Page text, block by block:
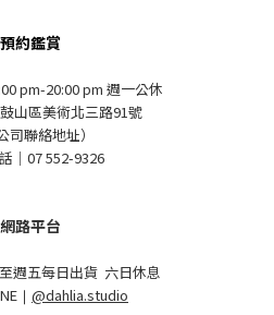
預約鑑賞
pm-20:00 pm 週一公休
山區美術北三路91號
司聯絡地址）
｜07 552-9326
網路平台
週五每日出貨 六日休息
｜ @dahlia.studio